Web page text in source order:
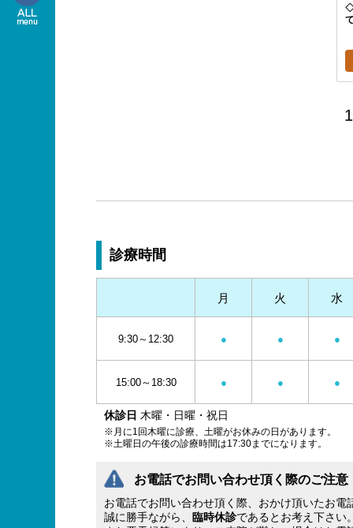
◇
1
診療時間
休診日 木曜・日曜・祝日
※月に1回木曜に診療、土曜がお休みの日があります。
※土曜日の午後の診療時間は17:30までになります。
月 火 水
9:30～12:30 ● ● ●
15:00～18:30 ● ● ●
お電話でお問い合わせ頂く際のご注意
お電話でお問い合わせ頂く際、おかけ頂いたお電
誠に勝手ながら、 臨時休診であるとお考え下さい